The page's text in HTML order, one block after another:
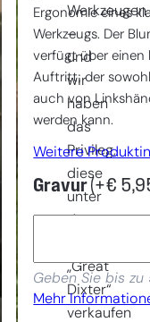
Ergonomie eines
Werkzeugs. Der
verfügt über einen
Auftritt, der
auch von
werden kann.
Weitere
Gravur(+€
Geben Sie bis zu
Mehr
Werkzeugen
–
und
wir
haben
das
Privileg,
diese
unter
„Great
Dixter“
verkaufen